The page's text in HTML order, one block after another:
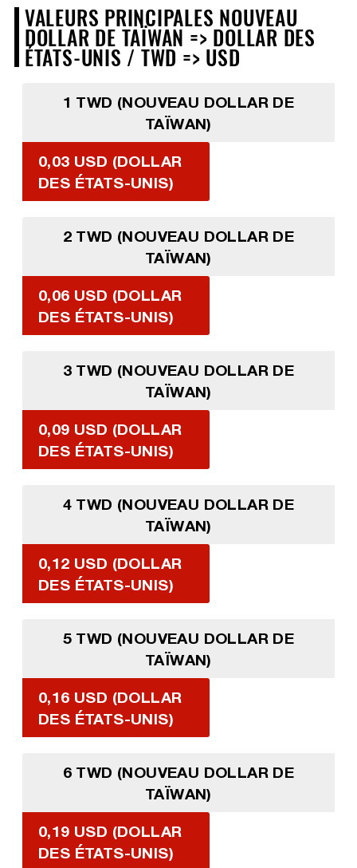
VALEURS PRINCIPALES NOUVEAU
DOLLAR DE TAÏWAN => DOLLAR DES
ÉTATS-UNIS / TWD => USD
1 TWD (NOUVEAU DOLLAR DE
TAÏWAN)
0,03 USD (DOLLAR
DES ÉTATS-UNIS)
2 TWD (NOUVEAU DOLLAR DE
TAÏWAN)
0,06 USD (DOLLAR
DES ÉTATS-UNIS)
3 TWD (NOUVEAU DOLLAR DE
TAÏWAN)
0,09 USD (DOLLAR
DES ÉTATS-UNIS)
4 TWD (NOUVEAU DOLLAR DE
TAÏWAN)
0,12 USD (DOLLAR
DES ÉTATS-UNIS)
5 TWD (NOUVEAU DOLLAR DE
TAÏWAN)
0,16 USD (DOLLAR
DES ÉTATS-UNIS)
6 TWD (NOUVEAU DOLLAR DE
TAÏWAN)
0,19 USD (DOLLAR
DES ÉTATS-UNIS)